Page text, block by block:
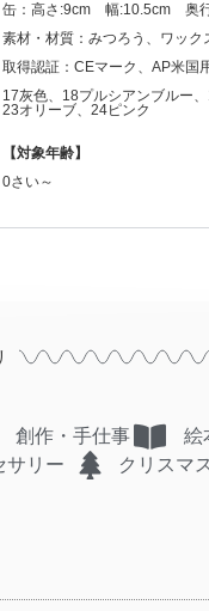
缶：高さ:9cm 幅:10.5cm 奥
素材・材質：みつろう、ワック
取得認証：CEマーク、AP米国
17灰色、18プルシアンブルー
23オリーブ、24ピンク
【対象年齢】
0さい～
創作・手仕事 絵
サリー クリスマス